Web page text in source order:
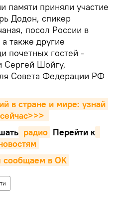
памяти приняли участие
Додон, спикер
посол России в
также другие
почетных гостей -
Сергей Шойгу,
Совета Федерации РФ
в стране и мире: узнай
радио Перейти к
сообщаем в OK